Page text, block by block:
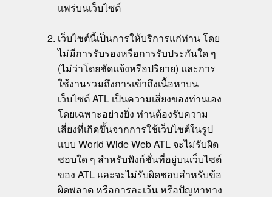
แพร่บนเว็บไซต์
เว็บไซต์นี้เป็นการให้บริการแก่ท่าน โดย
ไม่มีการรับรองหรือการรับประกันใด ๆ
(ไม่ว่าโดยชัดแจ้งหรือปริยาย) และการ
ใช้งานรวมถึงการเข้าถึงเนื้อหาบน
เว็บไซต์ ATL เป็นความเสี่ยงของท่านเอง
โดยเฉพาะอย่างยิ่ง ท่านต้องรับความ
เสี่ยงที่เกิดขึ้นจากการใช้เว็บไซต์ในรูป
แบบ World Wide Web ATL จะไม่รับผิด
ชอบใด ๆ สำหรับฟังก์ชั่นที่อยู่บนเว็บไซต์
ของ ATL และจะไม่รับผิดชอบสำหรับข้อ
ผิดพลาด หรือการละเว้น หรือปัญหาทาง